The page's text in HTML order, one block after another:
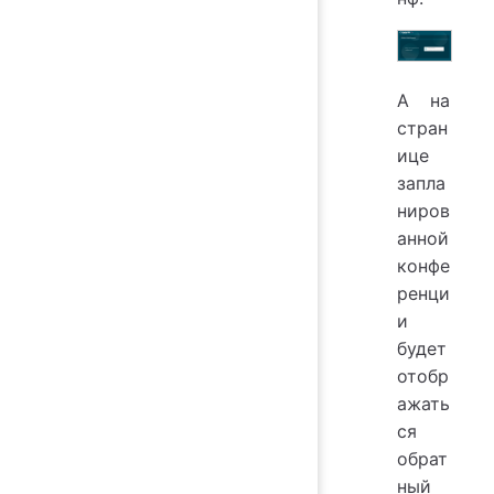
А на
стран
ице
запла
ниров
анной
конфе
ренци
и
будет
отобр
ажать
ся
обрат
ный